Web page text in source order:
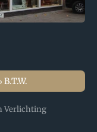
Verlichting